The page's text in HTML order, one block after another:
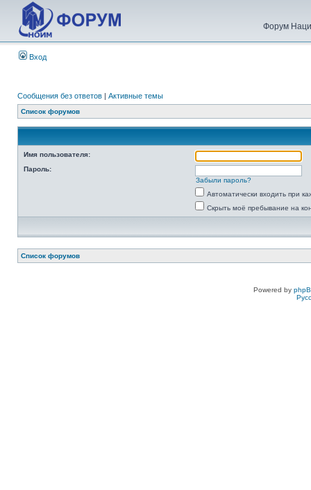
Форум
Вход
Сообщения без ответов | Активные темы
Список форумов
Имя пользователя:
Пароль:
Забыли пароль?
Автоматически входить при
Скрыть моё пребывание на
Список форумов
Powered by